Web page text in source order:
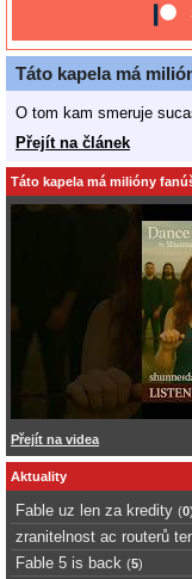
Táto kapela má
O tom kam smeruje
Přejít na článek
Táto kapela má milióny
Přejít na videa
Aktuality
Fable uz len za kredity (0)
zranitelnost ac routerů
Fable 5 is back (5)